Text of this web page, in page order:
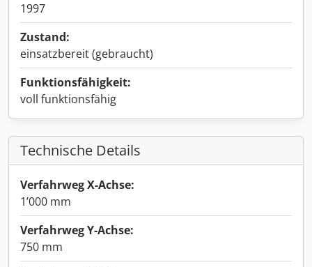
1997
Zustand:
einsatzbereit (gebraucht)
Funktionsfähigkeit:
voll funktionsfähig
Technische Details
Verfahrweg X-Achse:
1’000 mm
Verfahrweg Y-Achse:
750 mm